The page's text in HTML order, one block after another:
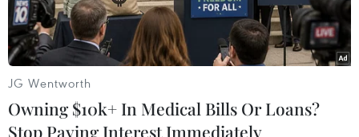
JG Wentworth
Owning $10k+ In Medical Bills Or Loans?
Stop Paying Interest Immediately